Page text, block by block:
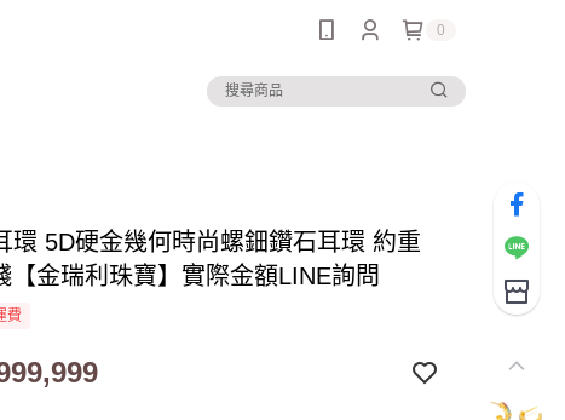
0
環 5D硬金幾何時尚螺鈿鑽石耳環 約重
【金瑞利珠寶】實際金額LINE詢問
費